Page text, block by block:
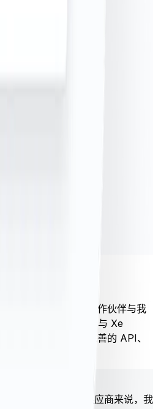
据
IT 专业服务和推荐合作伙伴与我
造创新产品和服务。与 Xe
大的基础设施、完善的 API、
计划机会。
产品中的独立软件供应商来说，我